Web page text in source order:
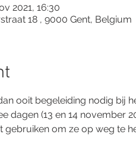
2021, 16:30
18 , 9000 Gent, Belgium
ooit begeleiding nodig bij
dagen (13 en 14 november
gebruiken om ze op weg te